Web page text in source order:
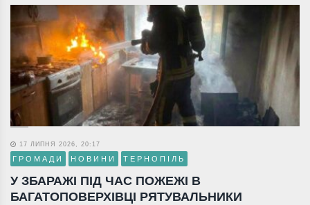
17 ЛИПНЯ 2026, 20:17
ГРОМАДИ НОВИНИ ТЕРНОПІЛЬ
У ЗБАРАЖІ ПІД ЧАС ПОЖЕЖІ В
БАГАТОПОВЕРХІВЦІ РЯТУВАЛЬНИКИ